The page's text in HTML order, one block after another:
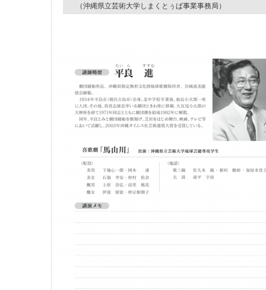
（沖縄県立芸術大学しまくとぅば事業事務局）